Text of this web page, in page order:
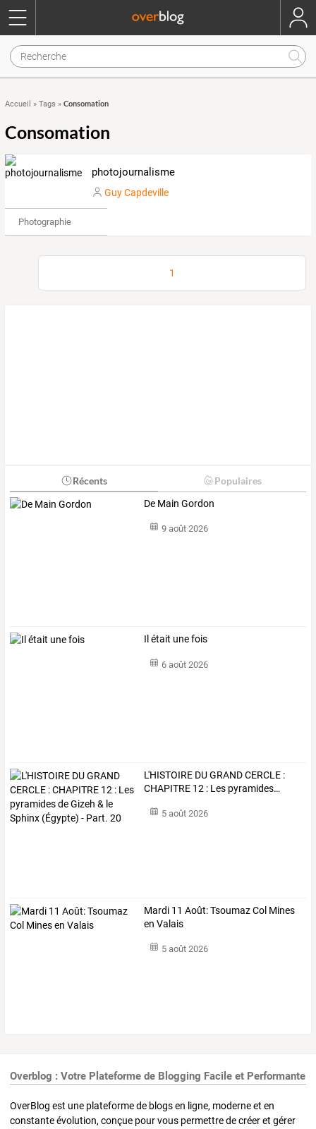
Accueil » Tags » Consomation
Consomation
photojournalisme
Guy Capdeville
Photographie
1
Récents Populaires
De Main Gordon
9 août 2026
Il était une fois
6 août 2026
L'HISTOIRE DUGRANDCERCLE :
CHAPITRE 12 : Les pyramides…
5 août 2026
Mardi 11 Août: Tsoumaz Col Mines
en Valais
5 août 2026
Overblog : Votre Plateforme de Blogging Facile et Performante
OverBlog est une plateforme de blogs en ligne, moderne et en
constante évolution, conçue pour vous permettre de créer et gérer